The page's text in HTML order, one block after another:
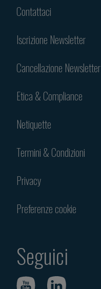
Contattaci
Iscrizione Newsletter
Cancellazione Newsletter
Etica & Compliance
Netiquette
Termini & Condizioni
Privacy
Preferenze cookie
Seguici